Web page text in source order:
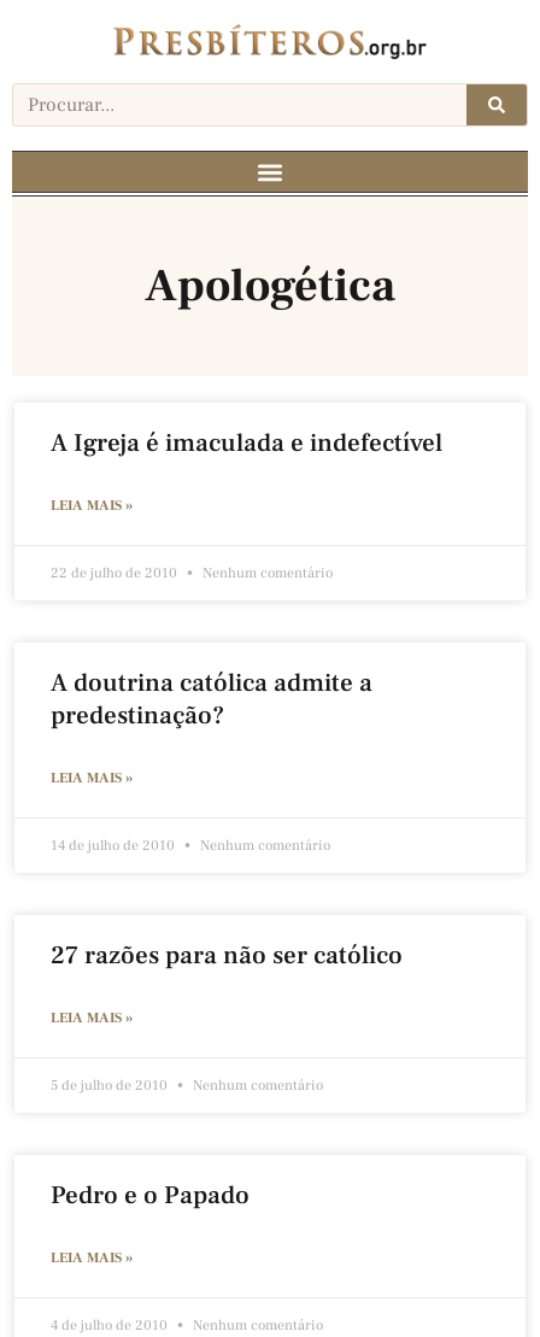
Apologética
A Igreja é imaculada e indefectível
LEIA MAIS »
22 de julho de 2010 Nenhum comentário
A doutrina católica admite a
predestinação?
LEIA MAIS »
14 de julho de 2010 Nenhum comentário
27 razões para não ser católico
LEIA MAIS »
5 de julho de 2010 Nenhum comentário
Pedro e o Papado
LEIA MAIS »
4 de julho de 2010 Nenhum comentário